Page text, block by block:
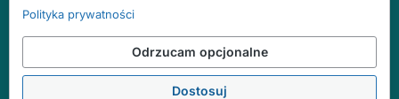
Na stronie abcdobrejmamy.pl mogą występować wpisy
o charakterze reklamowym.
Polityka prywatności
Odrzucam opcjonalne
Dostosuj